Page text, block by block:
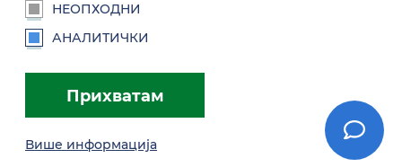
euprava.gov.rs
Портал еУправа Републике Србије
Услови коришћења
НЕОПХОДНИ
АНАЛИТИЧКИ
Прихватам
Више информација